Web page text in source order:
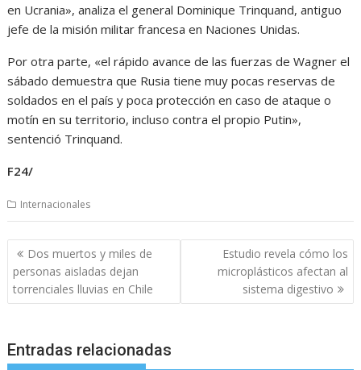
en Ucrania», analiza el general Dominique Trinquand, antiguo
jefe de la misión militar francesa en Naciones Unidas.
Por otra parte, «el rápido avance de las fuerzas de Wagner el
sábado demuestra que Rusia tiene muy pocas reservas de
soldados en el país y poca protección en caso de ataque o
motín en su territorio, incluso contra el propio Putin»,
sentenció Trinquand.
F24/
Internacionales
Navegación
de
entradas
Dos muertos y miles de
personas aisladas dejan
torrenciales lluvias en Chile
Estudio revela cómo los
microplásticos afectan al
sistema digestivo
Entradas relacionadas